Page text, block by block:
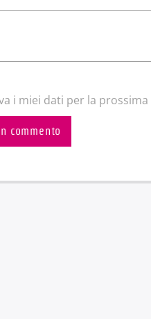
i miei dati per la